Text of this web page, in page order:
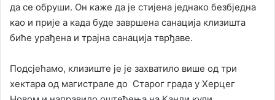
да се обруши. Он каже да је стијена једнако безбједна
као и прије а када буде завршена санација клизишта
биће урађена и трајна санација тврђаве.
Подсјећамо, клизиште је је захватило више од три
хектара од магистрале до Старог града у Херцег